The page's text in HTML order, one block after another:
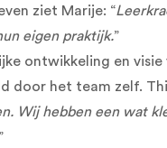
ziet Marije: “
eigen praktijk.”
ontwikkeling en
door het team zelf.
Wij hebben een wat
”